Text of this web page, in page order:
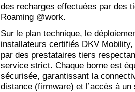
des recharges effectuées par des
Roaming @work.
Sur le plan technique, le
installateurs certifiés DKV
par des prestataires tiers
service strict. Chaque borne est
sécurisée, garantissant la
distance (firmware) et l’accès à